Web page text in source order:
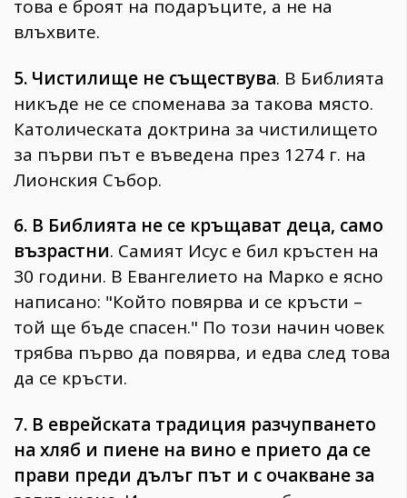
това е броят на подаръците, а не на
влъхвите.
5. Чистилище не съществува. В Библията
никъде не се споменава за такова място.
Католическата доктрина за чистилището
за първи път е въведена през 1274 г. на
Лионския Събор.
6. В Библията не се кръщават деца, само
възрастни. Самият Исус е бил кръстен на
30 години. В Евангелието на Марко е ясно
написано: "Който повярва и се кръсти –
той ще бъде спасен." По този начин човек
трябва първо да повярва, и едва след това
да се кръсти.
7. В еврейската традиция разчупването
на хляб и пиене на вино е прието да се
прави преди дълъг път и с очакване за